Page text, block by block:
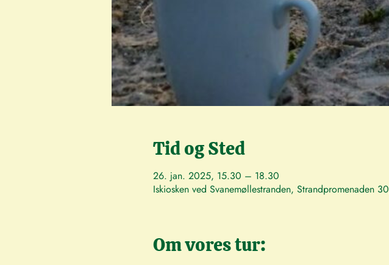
Tid og Sted
26. jan. 2025, 15.30 – 18.30
Iskiosken ved Svanemøllestranden, Strandpromenaden
Om vores tur: